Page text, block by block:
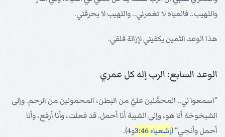
واللهيب.. فالمياه لا تغمرني.. واللهيب لا يحرقني.
هذا الوعد الثمين يكفيني لإزالة قلقي.
الوعد السابع: الرب إله كل عمري
”اسمعوا لي.. المحمَّلين عليَّ من البطن، المحمولين من الرحم. وإلى
الشيخوخة أنا هو، وإلى الشيبة أنا أحمل. قد فعلت، وأنا أرفع، وأنا
أحمل وأنجي“ (إشعياء 3:46 و4).